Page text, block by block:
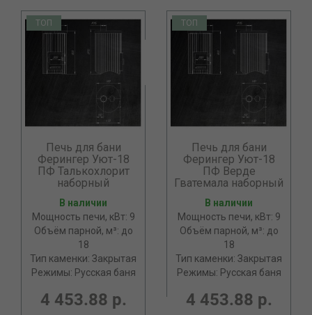
ТОП
Печь для бани
Ферингер Уют-18
ПФ Талькохлорит
наборный
В наличии
Мощность печи, кВт: 9
Объём парной, м³: до
18
Тип каменки: Закрытая
Режимы: Русская баня
4 453.88 р.
ТОП
Печь для бани
Ферингер Уют-18
ПФ Верде
Гватемала наборный
В наличии
Мощность печи, кВт: 9
Объём парной, м³: до
18
Тип каменки: Закрытая
Режимы: Русская баня
4 453.88 р.